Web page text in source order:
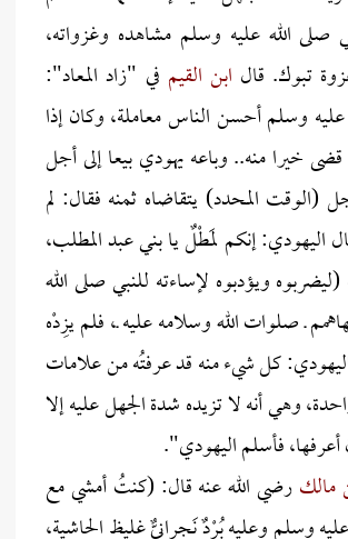
صلى الله عليه وسلم مشاهده وغزواته،
تبوك. قال ابن القيم في "زاد المعاد":
وسلم أحسن الناس معاملة، وكان إذا
خيرا منه.. وباعه يهودي بيعا إلى أجل
(الوقت المحدد) يتقاضاه ثمنه فقال: لم
اليهودي: إنكم لمَطْلٌ يا بني عبد المطلب،
ويؤدبوه لإساءته للنبي صلى الله
ـ صلوات الله وسلامه عليه ـ، فلم يزِدْه
اليهودي: كل شيء منه قد عرفتُه من علامات
وهي أنه لا تزيده شدة الجهل عليه إلا
فأسلم اليهودي".
مالكرضي الله عنه قال: (كنتُ أمشي مع
وسلم وعليه بُرْدٌ نَجرانِيٌّ غليظ الحاشية،